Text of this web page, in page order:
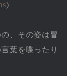
)
、その姿は冒
葉を喋ったり